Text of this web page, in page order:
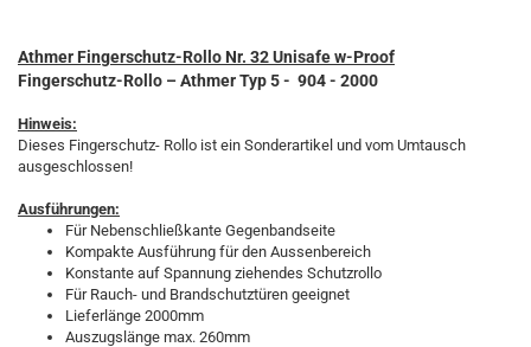
Athmer Fingerschutz-Rollo Nr. 32 Unisafe w-Proof
Fingerschutz-Rollo – AthmerTyp 5 - 904 - 2000
Hinweis:
Dieses Fingerschutz- Rollo ist ein Sonderartikel und vom Umtausch
ausgeschlossen!
Ausführungen:
Für Nebenschließkante Gegenbandseite
Kompakte Ausführung für den Aussenbereich
Konstante auf Spannung ziehendes Schutzrollo
Für Rauch- und Brandschutztüren geeignet
Lieferlänge 2000mm
Auszugslänge max. 260mm